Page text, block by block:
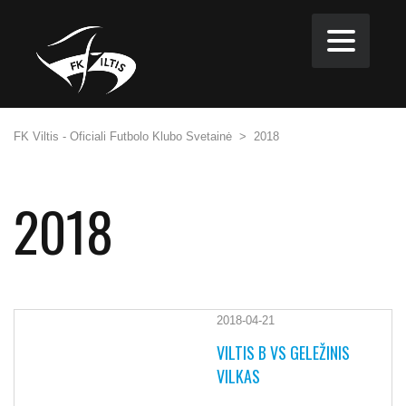
FK Viltis - Oficiali Futbolo Klubo Svetainė > 2018
2018
2018-04-21
VILTIS B VS GELEŽINIS
VILKAS